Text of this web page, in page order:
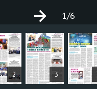
2 3
1/6